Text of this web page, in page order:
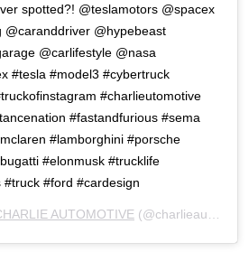
spotted?! @teslamotors @spacex
@caranddriver @hypebeast
@carlifestyle @nasa
#tesla #model3 #cybertruck
#charlieutomotive
#fastandfurious #sema
#lamborghini #porsche
#elonmusk #trucklife
#ford #cardesign
AUTOMOTIVE (@charlieautomotive) in data: